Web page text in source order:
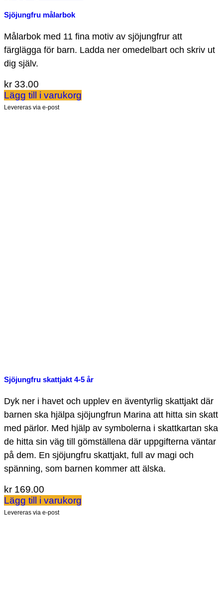
Sjöjungfru målarbok
Målarbok med 11 fina motiv av sjöjungfrur att
färglägga för barn. Ladda ner omedelbart och skriv ut
dig själv.
kr 33.00
Lägg till i varukorg
Levereras via e-post
Sjöjungfru skattjakt 4-5 år
Dyk ner i havet och upplev en äventyrlig skattjakt där
barnen ska hjälpa sjöjungfrun Marina att hitta sin skatt
med pärlor. Med hjälp av symbolerna i skattkartan ska
de hitta sin väg till gömställena där uppgifterna väntar
på dem. En sjöjungfru skattjakt, full av magi och
spänning, som barnen kommer att älska.
kr 169.00
Lägg till i varukorg
Levereras via e-post